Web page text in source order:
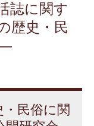
誌に関す
歴史・民
—
民俗に関